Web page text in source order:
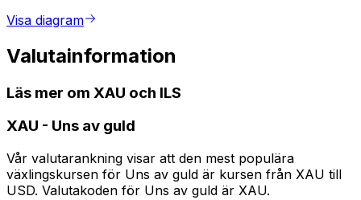
Visa diagram
Valutainformation
Läs mer om XAU och ILS
XAU - Uns av guld
Vår valutarankning visar att den mest populära
växlingskursen för Uns av guld är kursen från XAU till
USD. Valutakoden för Uns av guld är XAU.